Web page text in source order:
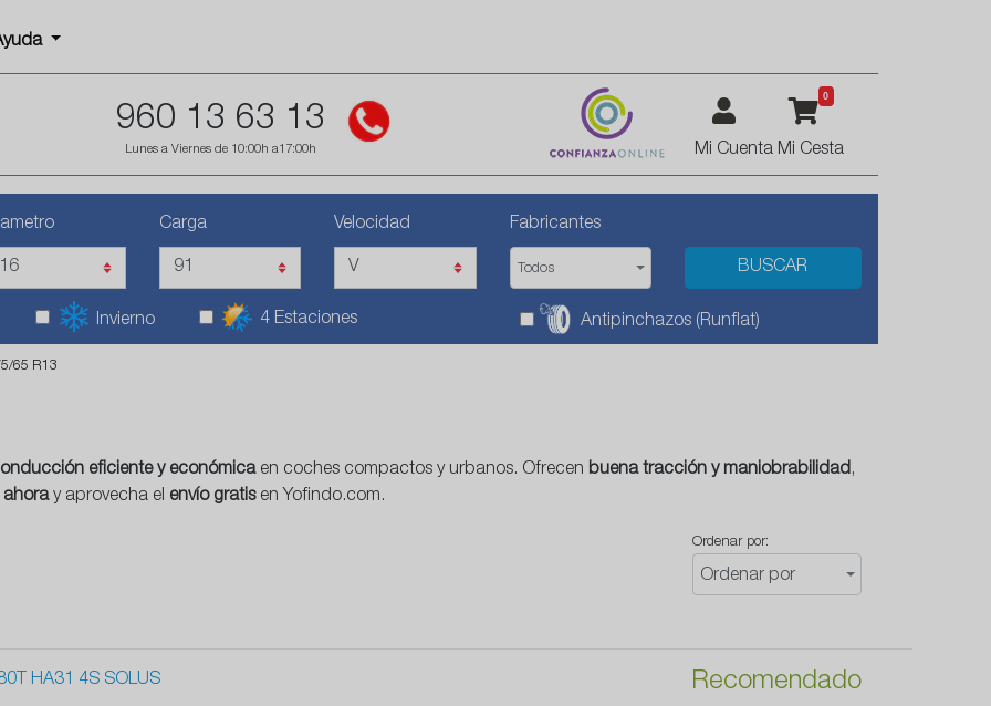
960 13 63 13
Lunes a Viernes de 10:00h a17:00h Mi Cuenta
0
Mi Cesta
Carga Velocidad Fabricantes
Todos
Invierno 4 Estaciones Antipinchazos (Runflat)
65 R13
eficiente y económicaen coches compactos y urbanos. Ofrecen buena tracción y maniobrabilidad,
ahoray aprovecha el envío gratisen Yofindo.com.
Ordenar por:
Ordenar por
HA31 4S SOLUS Recomendado